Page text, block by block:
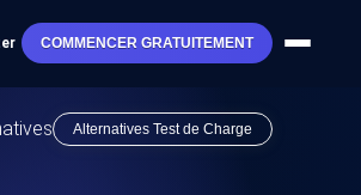
COMMENCER GRATUITEMENT
Alternatives Test de Charge